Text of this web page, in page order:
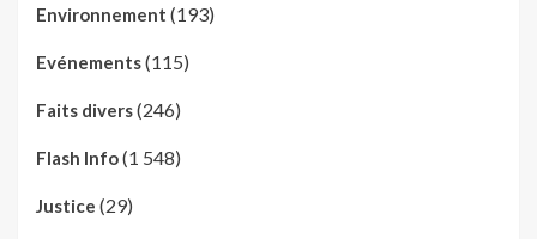
Environnement (193)
Evénements(115)
Faits divers(246)
Flash Info(1 548)
Justice (29)